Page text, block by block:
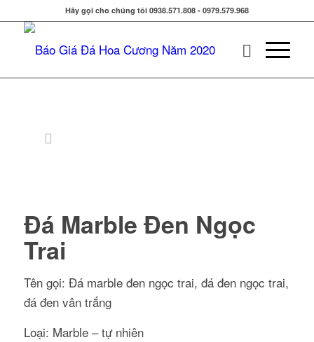
Hãy gọi cho chúng tôi 0938.571.808 - 0979.579.968
Đá Marble Đen Ngọc
Trai
Tên gọi: Đá marble đen ngọc trai, đá đen ngọc trai,
đá đen vân trắng
Loại: Marble – tự nhiên